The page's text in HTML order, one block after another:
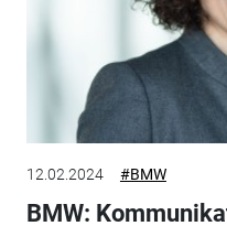
12.02.2024 #BMW
BMW: